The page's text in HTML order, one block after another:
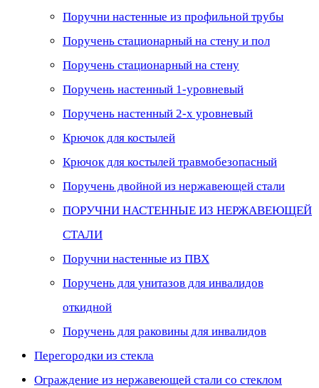
Поручни настенные из профильной трубы
Поручень стационарный на стену и пол
Поручень стационарный на стену
Поручень настенный 1-уровневый
Поручень настенный 2-х уровневый
Крючок для костылей
Крючок для костылей травмобезопасный
Поручень двойной из нержавеющей стали
ПОРУЧНИ НАСТЕННЫЕ ИЗ НЕРЖАВЕЮЩЕЙ
СТАЛИ
Поручни настенные из ПВХ
Поручень для унитазов для инвалидов
откидной
Поручень для раковины для инвалидов
Перегородки из стекла
Ограждение из нержавеющей стали со стеклом